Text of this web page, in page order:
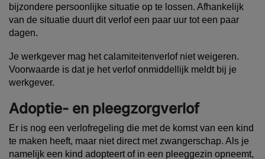
bijzondere persoonlijke situatie op te lossen. Afhankelijk
van de situatie duurt dit verlof een paar uur tot een paar
dagen.
Je werkgever mag het calamiteitenverlof niet weigeren.
Voorwaarde is dat je het verlof onmiddellijk meldt bij je
werkgever.
Adoptie- en pleegzorgverlof
Er is nog een verlofregeling die met de komst van een kind
te maken heeft, maar niet direct met zwangerschap. Als je
namelijk een kind adopteert of in een pleeggezin opneemt,